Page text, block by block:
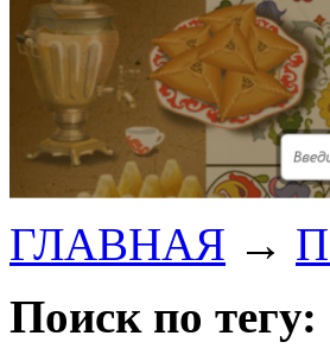
ГЛАВНАЯ →
Поиск по тегу: